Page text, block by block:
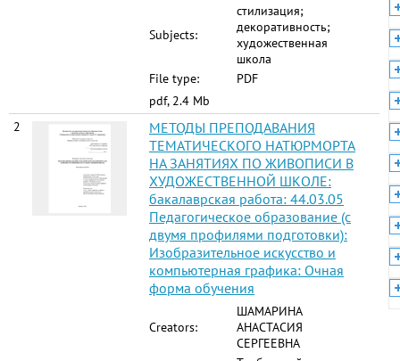
Subjects:
стилизация;
декоративность;
художественная
школа
File type:
PDF
pdf, 2.4 Mb
2
МЕТОДЫ ПРЕПОДАВАНИЯ
ТЕМАТИЧЕСКОГО НАТЮРМОРТА
НА ЗАНЯТИЯХ ПО ЖИВОПИСИ В
ХУДОЖЕСТВЕННОЙ ШКОЛЕ:
бакалаврская работа: 44.03.05
Педагогическое образование (с
двумя профилями подготовки):
Изобразительное искусство и
компьютерная графика: Очная
форма обучения
Creators:
ШАМАРИНА
АНАСТАСИЯ
СЕРГЕЕВНА